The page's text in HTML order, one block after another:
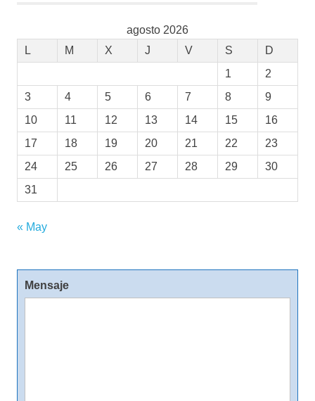
agosto 2026
L
M X J V S
D
1
2
3
4 5 6 7 8
9
10
11 12 13 14 15
16
17
18 19 20 21 22
23
24
25 26 27 28 29
30
31
« May
Mensaje